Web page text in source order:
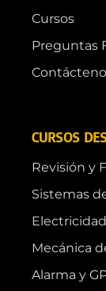
Cursos
Preguntas
CURSOS
Revisión y
Sistemas
Mecánica
Alarma y